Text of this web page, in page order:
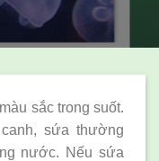
sắc trong suốt.
sứa thường
nước. Nếu sứa